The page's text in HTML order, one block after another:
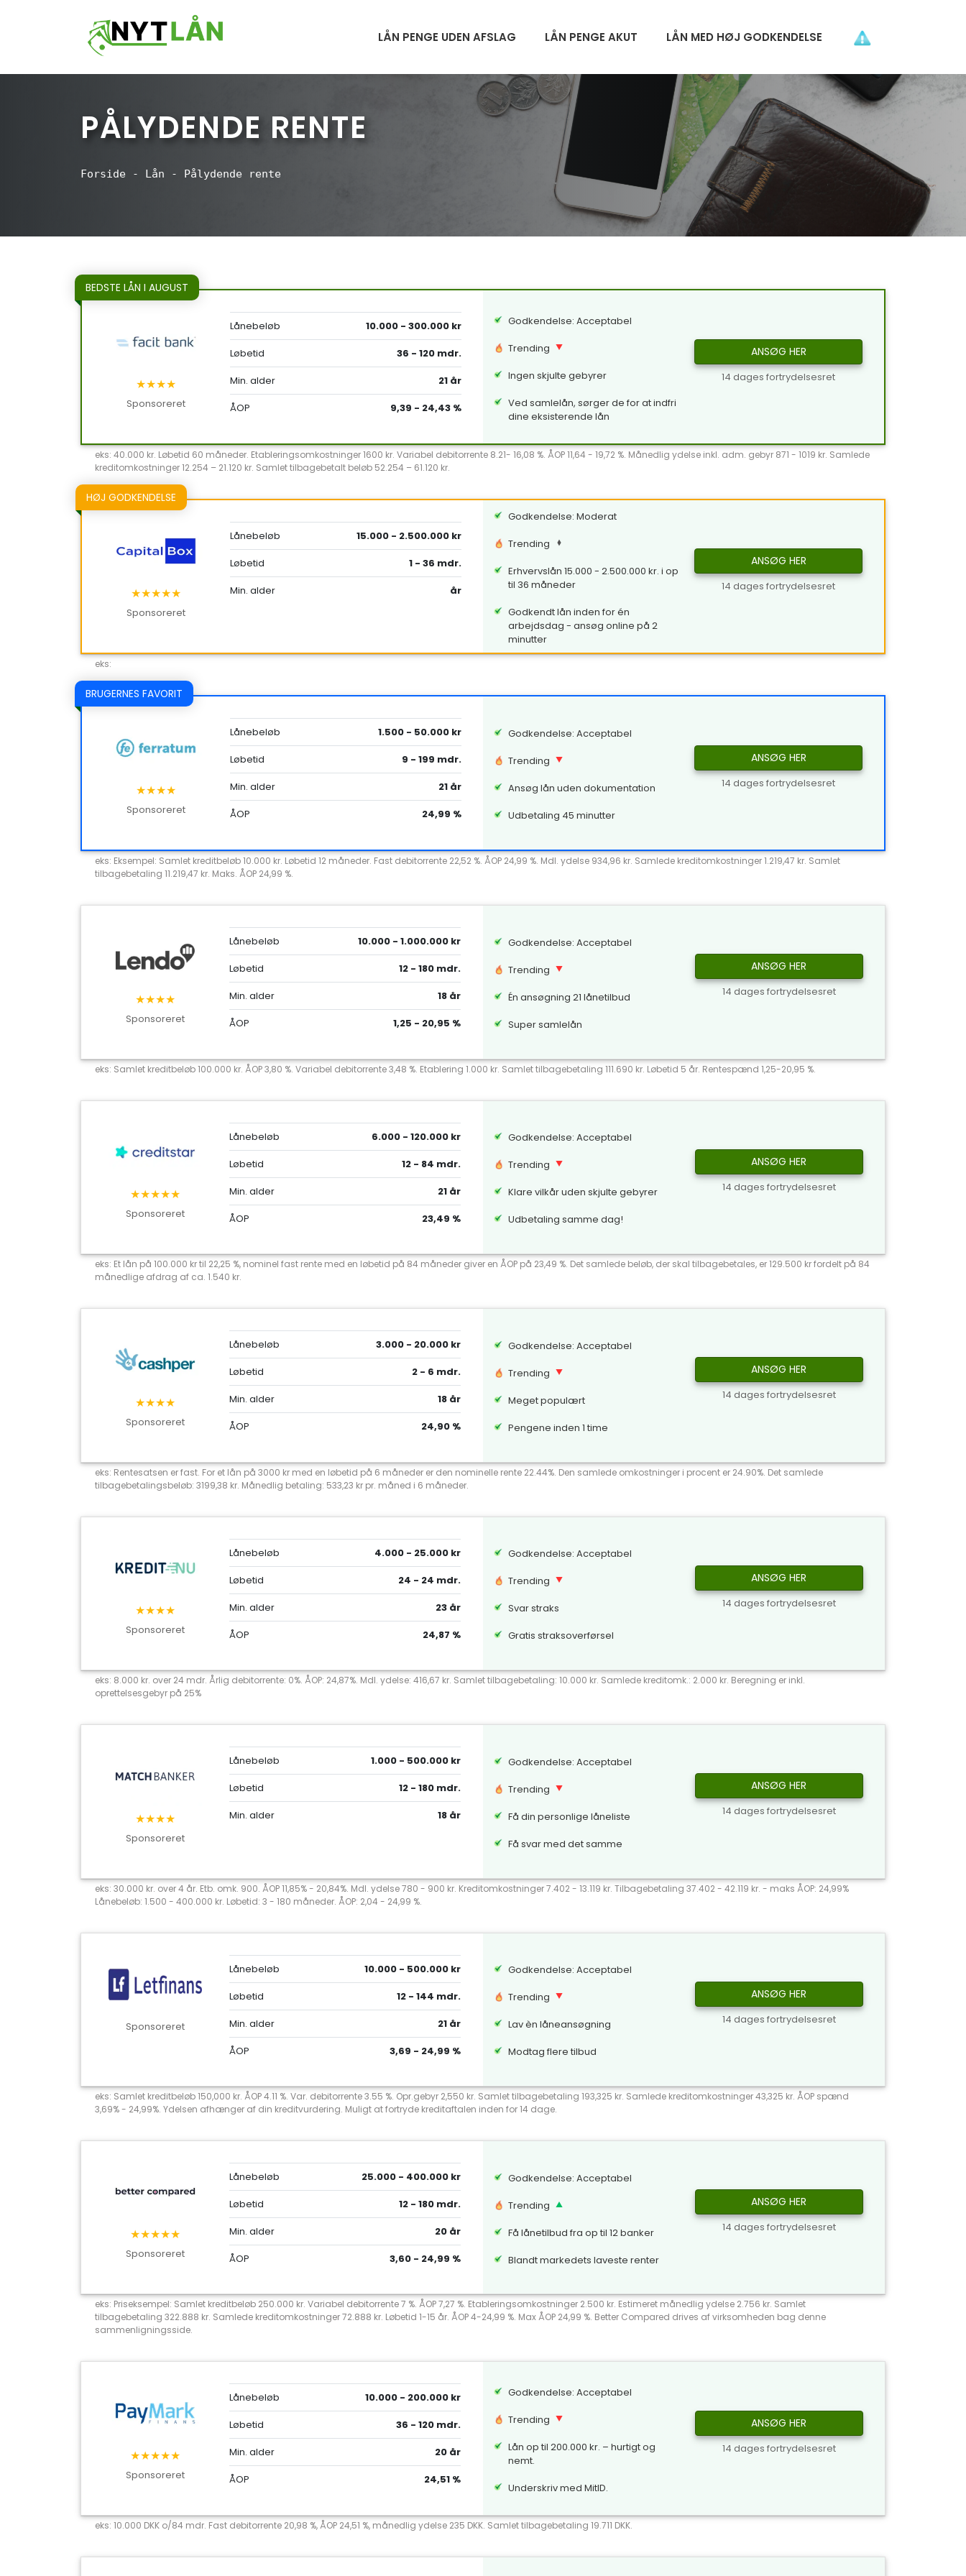
LÅN PENGE UDEN AFSLAG LÅN PENGE AKUT LÅN MED HØJ GODKENDELSE
PÅLYDENDE RENTE
Forside - Lån - Pålydende rente
BEDSTE LÅN I AUGUST
★★★★
Sponsoreret
Lånebeløb
10.000 - 300.000 kr
Løbetid
36 - 120 mdr.
Min. alder
21 år
ÅOP
9,39 - 24,43 %
Godkendelse: Acceptabel
Trending
Ingen skjulte gebyrer
Ved samlelån, sørger de for at indfri
dine eksisterende lån
ANSØG HER
14 dages fortrydelsesret
eks: 40.000 kr. Løbetid 60 måneder. Etableringsomkostninger 1600 kr. Variabel debitorrente 8.21- 16,08 %. ÅOP 11,64 - 19,72 %. Månedlig ydelse inkl. adm. gebyr 871 - 1019 kr. Samlede
kreditomkostninger 12.254 – 21.120 kr. Samlet tilbagebetalt beløb 52.254 – 61.120 kr.
HØJ GODKENDELSE
★★★★★
Sponsoreret
Lånebeløb
15.000 - 2.500.000 kr
Løbetid
1 - 36 mdr.
Min. alder
år
Godkendelse: Moderat
Trending
Erhvervslån 15.000 - 2.500.000 kr. i op
til 36 måneder
Godkendt lån inden for én
arbejdsdag - ansøg online på 2
minutter
ANSØG HER
14 dages fortrydelsesret
eks:
BRUGERNES FAVORIT
★★★★
Sponsoreret
Lånebeløb
1.500 - 50.000 kr
Løbetid
9 - 199 mdr.
Min. alder
21 år
ÅOP
24,99 %
Godkendelse: Acceptabel
Trending
Ansøg lån uden dokumentation
Udbetaling 45 minutter
ANSØG HER
14 dages fortrydelsesret
eks: Eksempel: Samlet kreditbeløb 10.000 kr. Løbetid 12 måneder. Fast debitorrente 22,52 %. ÅOP 24,99 %. Mdl. ydelse 934,96 kr. Samlede kreditomkostninger 1.219,47 kr. Samlet
tilbagebetaling 11.219,47 kr. Maks. ÅOP 24,99 %.
★★★★
Sponsoreret
Lånebeløb
10.000 - 1.000.000 kr
Løbetid
12 - 180 mdr.
Min. alder
18 år
ÅOP
1,25 - 20,95 %
Godkendelse: Acceptabel
Trending
Én ansøgning 21 lånetilbud
Super samlelån
ANSØG HER
14 dages fortrydelsesret
eks: Samlet kreditbeløb 100.000 kr. ÅOP 3,80 %. Variabel debitorrente 3,48 %. Etablering 1.000 kr. Samlet tilbagebetaling 111.690 kr. Løbetid 5 år. Rentespænd 1,25-20,95 %.
★★★★★
Sponsoreret
Lånebeløb
6.000 - 120.000 kr
Løbetid
12 - 84 mdr.
Min. alder
21 år
ÅOP
23,49 %
Godkendelse: Acceptabel
Trending
Klare vilkår uden skjulte gebyrer
Udbetaling samme dag!
ANSØG HER
14 dages fortrydelsesret
eks: Et lån på 100.000 kr til 22,25 %, nominel fast rente med en løbetid på 84 måneder giver en ÅOP på 23,49 %. Det samlede beløb, der skal tilbagebetales, er 129.500 kr fordelt på 84
månedlige afdrag af ca. 1.540 kr.
★★★★
Sponsoreret
Lånebeløb
3.000 - 20.000 kr
Løbetid
2 - 6 mdr.
Min. alder
18 år
ÅOP
24,90 %
Godkendelse: Acceptabel
Trending
Meget populært
Pengene inden 1 time
ANSØG HER
14 dages fortrydelsesret
eks: Rentesatsen er fast. For et lån på 3000 kr med en løbetid på 6 måneder er den nominelle rente 22.44%. Den samlede omkostninger i procent er 24.90%. Det samlede
tilbagebetalingsbeløb: 3199,38 kr. Månedlig betaling: 533,23 kr pr. måned i 6 måneder.
★★★★
Sponsoreret
Lånebeløb
4.000 - 25.000 kr
Løbetid
24 - 24 mdr.
Min. alder
23 år
ÅOP
24,87 %
Godkendelse: Acceptabel
Trending
Svar straks
Gratis straksoverførsel
ANSØG HER
14 dages fortrydelsesret
eks: 8.000 kr. over 24 mdr. Årlig debitorrente: 0%. ÅOP: 24,87%. Mdl. ydelse: 416,67 kr. Samlet tilbagebetaling: 10.000 kr. Samlede kreditomk.: 2.000 kr. Beregning er inkl.
oprettelsesgebyr på 25%
★★★★
Sponsoreret
Lånebeløb
1.000 - 500.000 kr
Løbetid
12 - 180 mdr.
Min. alder
18 år
Godkendelse: Acceptabel
Trending
Få din personlige låneliste
Få svar med det samme
ANSØG HER
14 dages fortrydelsesret
eks: 30.000 kr. over 4 år. Etb. omk. 900. ÅOP 11,85% - 20,84%. Mdl. ydelse 780 - 900 kr. Kreditomkostninger 7.402 - 13.119 kr. Tilbagebetaling 37.402 - 42.119 kr. - maks ÅOP: 24,99%
Lånebeløb: 1.500 - 400.000 kr. Løbetid: 3 - 180 måneder. ÅOP: 2,04 - 24,99 %.
Sponsoreret
Lånebeløb
10.000 - 500.000 kr
Løbetid
12 - 144 mdr.
Min. alder
21 år
ÅOP
3,69 - 24,99 %
Godkendelse: Acceptabel
Trending
Lav èn låneansøgning
Modtag flere tilbud
ANSØG HER
14 dages fortrydelsesret
eks: Samlet kreditbeløb 150,000 kr. ÅOP 4.11 %. Var. debitorrente 3.55 %. Opr.gebyr 2,550 kr. Samlet tilbagebetaling 193,325 kr. Samlede kreditomkostninger 43,325 kr. ÅOP spænd
3,69% - 24,99%. Ydelsen afhænger af din kreditvurdering. Muligt at fortryde kreditaftalen inden for 14 dage.
★★★★★
Sponsoreret
Lånebeløb
25.000 - 400.000 kr
Løbetid
12 - 180 mdr.
Min. alder
20 år
ÅOP
3,60 - 24,99 %
Godkendelse: Acceptabel
Trending
Få lånetilbud fra op til 12 banker
Blandt markedets laveste renter
ANSØG HER
14 dages fortrydelsesret
eks: Priseksempel: Samlet kreditbeløb 250.000 kr. Variabel debitorrente 7 %. ÅOP 7,27 %. Etableringsomkostninger 2.500 kr. Estimeret månedlig ydelse 2.756 kr. Samlet
tilbagebetaling 322.888 kr. Samlede kreditomkostninger 72.888 kr. Løbetid 1-15 år. ÅOP 4-24,99 %. Max ÅOP 24,99 %. Better Compared drives af virksomheden bag denne
sammenligningsside.
★★★★★
Sponsoreret
Lånebeløb
10.000 - 200.000 kr
Løbetid
36 - 120 mdr.
Min. alder
20 år
ÅOP
24,51 %
Godkendelse: Acceptabel
Trending
Lån op til 200.000 kr. – hurtigt og
nemt.
Underskriv med MitID.
ANSØG HER
14 dages fortrydelsesret
eks: 10.000 DKK o/84 mdr. Fast debitorrente 20,98 %, ÅOP 24,51 %, månedlig ydelse 235 DKK. Samlet tilbagebetaling 19.711 DKK.